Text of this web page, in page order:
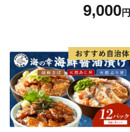
各2パック( アジ サバ ブリ 天
然 あじ さば ぶり 海鮮丼 流
ック セット 国産 ギフト 長崎
県 松浦市 )【A9-055】
9,000円